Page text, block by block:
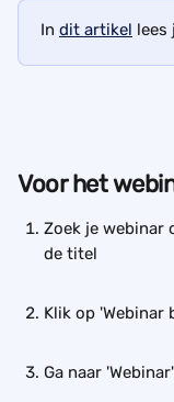
In dit artikel lees
Voor het
Zoek je webinar
de titel
Klik op 'Webinar
Ga naar 'Webinar'